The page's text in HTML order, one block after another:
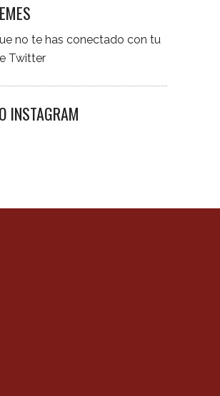
no te has conectado con tu
Twitter
INSTAGRAM